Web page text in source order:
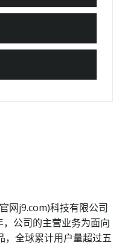
网j9.com)科技有限公司
，公司的主营业务为面向
，全球累计用户量超过五